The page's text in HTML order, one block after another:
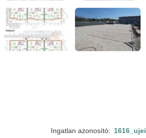
Ingatlan azonosító: 1616_ujei